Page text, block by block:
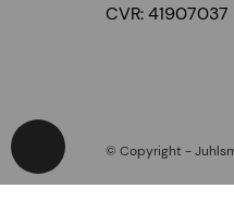
CVR: 41907037
© Copyright -